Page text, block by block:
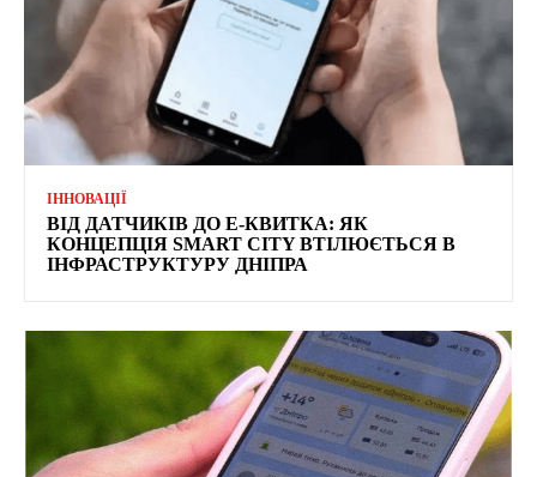
ІННОВАЦІЇ
ВІД ДАТЧИКІВ ДО Е-КВИТКА: ЯК
КОНЦЕПЦІЯ SMART CITY ВТІЛЮЄТЬСЯ В
ІНФРАСТРУКТУРУ ДНІПРА